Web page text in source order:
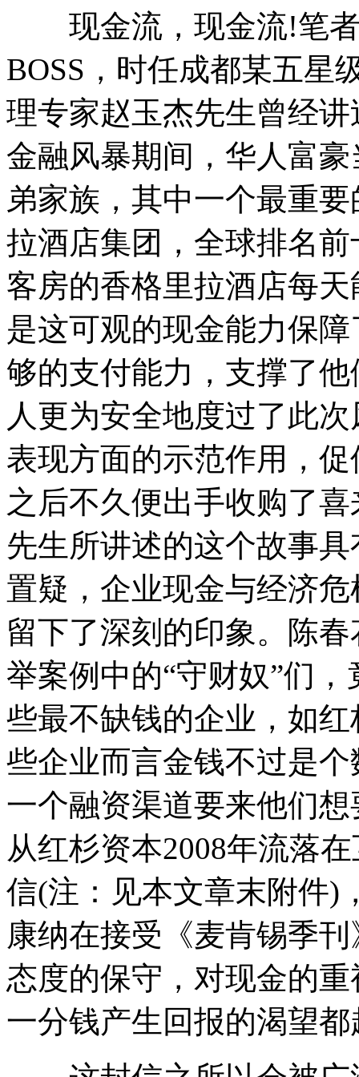
现金流，现金流!笔者
BOSS，时任成都某五星
理专家赵玉杰先生曾经
金融风暴期间，华人富
弟家族，其中一个最重
拉酒店集团，全球排名
客房的香格里拉酒店每
是这可观的现金能力保
够的支付能力，支撑了
人更为安全地度过了此
表现方面的示范作用，
之后不久便出手收购了
先生所讲述的这个故事
置疑，企业现金与经济
留下了深刻的印象。陈
举案例中的“守财奴”们
些最不缺钱的企业，如
些企业而言金钱不过是
一个融资渠道要来他们
从红杉资本2008年流落
信(注：见本文章末附件)
康纳在接受《麦肯锡季
态度的保守，对现金的
一分钱产生回报的渴望